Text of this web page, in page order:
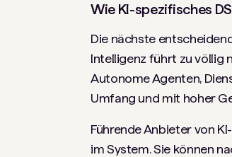
Wie KI-spezifisches
Die nächste
Intelligenz führt zu völlig
Autonome Agenten,
Umfang und mit hoher
Führende Anbieter von
im System. Sie können